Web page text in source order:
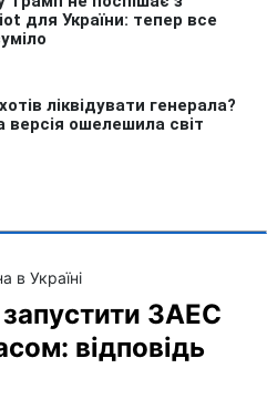
в Україні
ЗАЕС
відповідь